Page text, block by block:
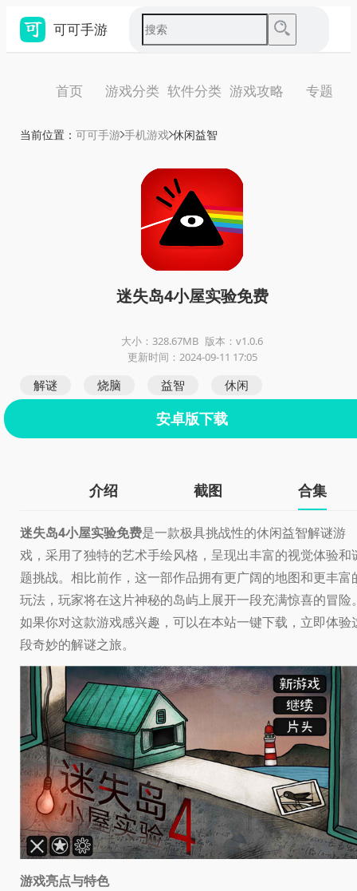
可可手游
首页 游戏分类 软件分类 游戏攻略 专题
当前位置： 可可手游 手机游戏 休闲益智
迷失岛4小屋实验免费
大小：328.67MB 版本：v1.0.6
更新时间：2024-09-11 17:05
解谜 烧脑 益智 休闲
安卓版下载
介绍 截图 合集
迷失岛4小屋实验免费是一款极具挑战性的休闲益智解谜游
戏，采用了独特的艺术手绘风格，呈现出丰富的视觉体验和
题挑战。相比前作，这一部作品拥有更广阔的地图和更丰富
玩法，玩家将在这片神秘的岛屿上展开一段充满惊喜的冒险
如果你对这款游戏感兴趣，可以在本站一键下载，立即体验
段奇妙的解谜之旅。
游戏亮点与特色